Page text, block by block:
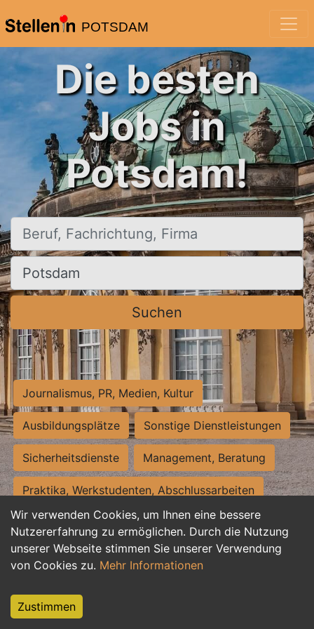
POTSDAM
Wir verwenden Cookies, um Ihnen eine bessere
Nutzererfahrung zu ermöglichen. Durch die Nutzung
unserer Webseite stimmen Sie unserer Verwendung
von Cookies zu. Mehr Informationen
Zustimmen
Die besten
Jobs in
Potsdam!
Beruf, Fachrichtung, Firma
Ort, Stadt
Suchen
Journalismus, PR, Medien, Kultur
Ausbildungsplätze Sonstige Dienstleistungen
Sicherheitsdienste Management, Beratung
Praktika, Werkstudenten, Abschlussarbeiten
Personalwesen Assistenz, Sekretariat
Hilfskräfte, Aushilfs- und Nebenjobs
Weiterbildung, Studium, duale Ausbildung